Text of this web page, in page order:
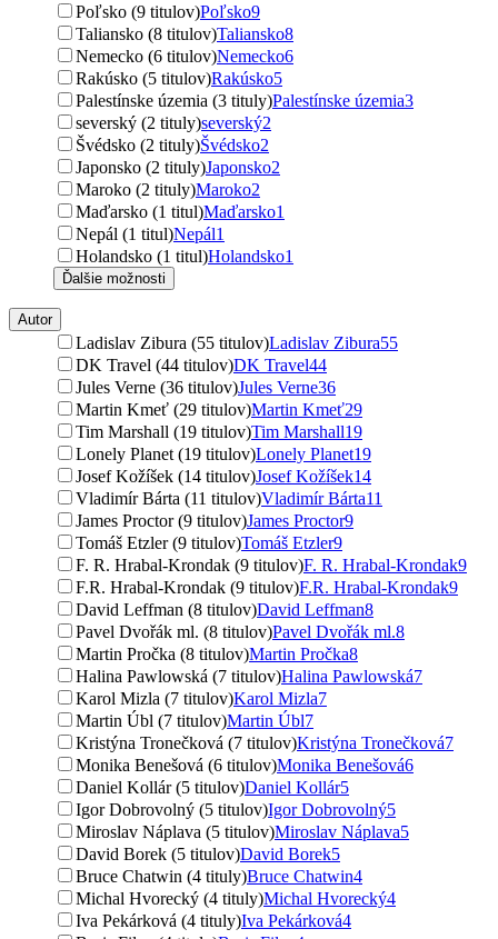
Poľsko (9 titulov)Poľsko9
Taliansko (8 titulov)Taliansko8
Nemecko (6 titulov)Nemecko6
Rakúsko (5 titulov)Rakúsko5
Palestínske územia (3 tituly)Palestínske územia3
severský (2 tituly)severský2
Švédsko (2 tituly)Švédsko2
Japonsko (2 tituly)Japonsko2
Maroko (2 tituly)Maroko2
Maďarsko (1 titul)Maďarsko1
Nepál (1 titul)Nepál1
Holandsko (1 titul)Holandsko1
Ďalšie možnosti
Autor
Ladislav Zibura (55 titulov)Ladislav Zibura55
DK Travel (44 titulov)DK Travel44
Jules Verne (36 titulov)Jules Verne36
Martin Kmeť (29 titulov)Martin Kmeť29
Tim Marshall (19 titulov)Tim Marshall19
Lonely Planet (19 titulov)Lonely Planet19
Josef Kožíšek (14 titulov)Josef Kožíšek14
Vladimír Bárta (11 titulov)Vladimír Bárta11
James Proctor (9 titulov)James Proctor9
Tomáš Etzler (9 titulov)Tomáš Etzler9
F. R. Hrabal-Krondak (9 titulov)F. R. Hrabal-Krondak9
F.R. Hrabal-Krondak (9 titulov)F.R. Hrabal-Krondak9
David Leffman (8 titulov)David Leffman8
Pavel Dvořák ml. (8 titulov)Pavel Dvořák ml.8
Martin Pročka (8 titulov)Martin Pročka8
Halina Pawlowská (7 titulov)Halina Pawlowská7
Karol Mizla (7 titulov)Karol Mizla7
Martin Úbl (7 titulov)Martin Úbl7
Kristýna Tronečková (7 titulov)Kristýna Tronečková7
Monika Benešová (6 titulov)Monika Benešová6
Daniel Kollár (5 titulov)Daniel Kollár5
Igor Dobrovolný (5 titulov)Igor Dobrovolný5
Miroslav Náplava (5 titulov)Miroslav Náplava5
David Borek (5 titulov)David Borek5
Bruce Chatwin (4 tituly)Bruce Chatwin4
Michal Hvorecký (4 tituly)Michal Hvorecký4
Iva Pekárková (4 tituly)Iva Pekárková4